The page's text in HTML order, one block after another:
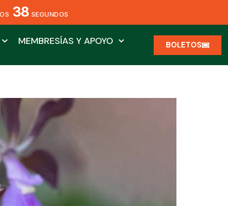
37 SEGUNDOS
MEMBRESÍAS Y APOYO BOLETOS